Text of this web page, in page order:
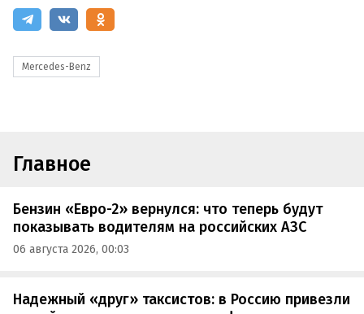
Mercedes-Benz
Главное
Бензин «Евро-2» вернулся: что теперь будут
показывать водителям на российских АЗС
06 августа 2026, 00:03
Надежный «друг» таксистов: в Россию привезли